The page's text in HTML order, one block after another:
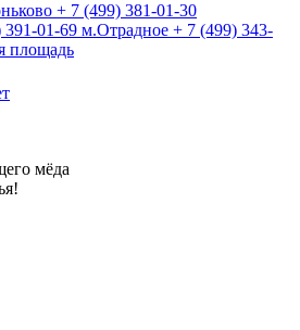
+ 7 (499) 381-01-30
391-01-69 м.Отрадное + 7 (499) 343-
площадь
мёда